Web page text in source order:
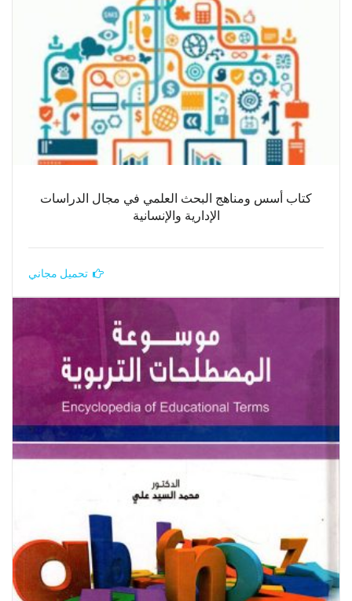
كتاب أسس ومناهج البحث العلمي في مجال الدراسات
الإدارية والإنسانية
تحميل مجاني